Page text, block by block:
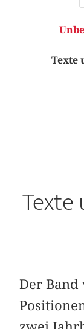
Texte
Texte
Der Band